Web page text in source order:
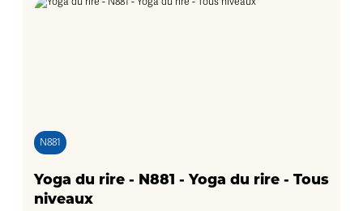
N881
Yoga du rire - N881 - Yoga du rire - Tous
niveaux